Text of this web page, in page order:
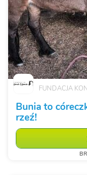
FUNDACJA
Bunia to
rzeź!